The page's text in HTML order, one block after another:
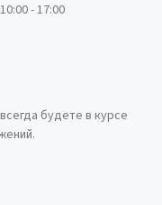
- 17:00
будете в курсе